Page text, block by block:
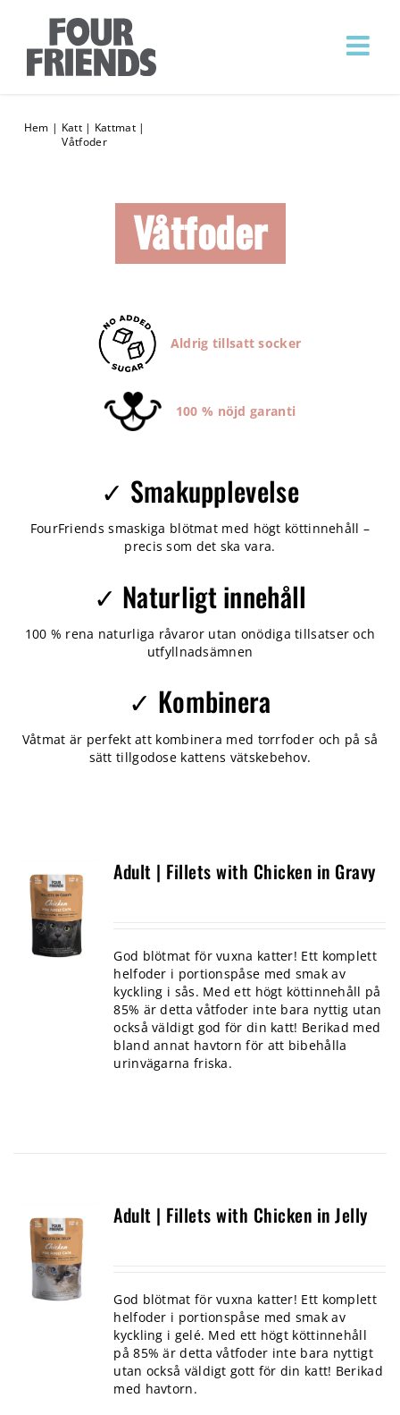
Hem | Katt| Kattmat|
Våtfoder
Våtfoder
Aldrig tillsatt socker
100 % nöjd garanti
✓ Smakupplevelse
FourFriends smaskiga blötmat med högt köttinnehåll –
precis som det ska vara.
✓ Naturligt innehåll
100 % rena naturliga råvaror utan onödiga tillsatser och
utfyllnadsämnen
✓ Kombinera
Våtmat är perfekt att kombinera med torrfoder och på så
sätt tillgodose kattens vätskebehov.
Adult | Fillets with Chicken in Gravy
God blötmat för vuxna katter! Ett komplett
helfoder i portionspåse med smak av
kyckling i sås. Med ett högt köttinnehåll på
85% är detta våtfoder inte bara nyttig utan
också väldigt god för din katt! Berikad med
bland annat havtorn för att bibehålla
urinvägarna friska.
Adult | Fillets with Chicken in Jelly
God blötmat för vuxna katter! Ett komplett
helfoder i portionspåse med smak av
kyckling i gelé. Med ett högt köttinnehåll
på 85% är detta våtfoder inte bara nyttigt
utan också väldigt gott för din katt! Berikad
med havtorn.